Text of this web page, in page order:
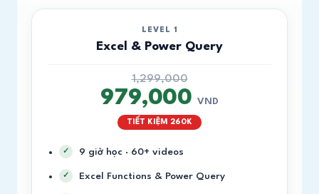
LEVEL 1
Excel & Power Query
1,299,000
979,000 VND
TIẾT KIỆM 260K
9 giờ học · 60+ videos
Excel Functions & Power Query